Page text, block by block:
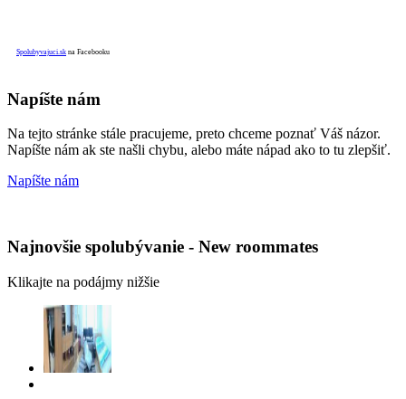
Spolubyvajuci.sk na Facebooku
Napíšte nám
Na tejto stránke stále pracujeme, preto chceme poznať Váš názor.
Napíšte nám ak ste našli chybu, alebo máte nápad ako to tu zlepšiť.
Napíšte nám
Najnovšie spolubývanie - New roommates
Klikajte na podájmy nižšie